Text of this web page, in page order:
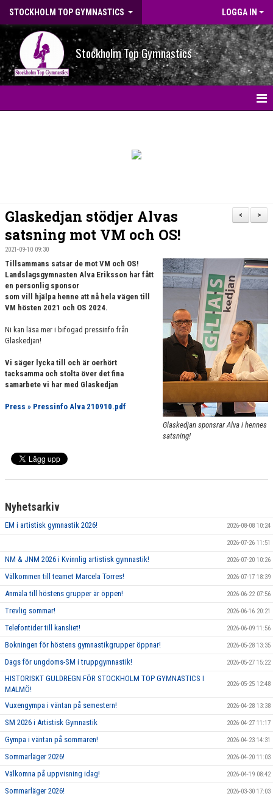
STOCKHOLM TOP GYMNASTICS LOGGA IN
Stockholm Top Gymnastics
OM FÖRENINGEN
VÄRDEGRUND
FÖRENINGSPRODUKTER
KONTAKT
MÄRKESTAGNING
>
<
Glaskedjan stödjer Alvas
satsning mot VM och OS!
2021-09-10 09:30
Glaskedjan sponsrar Alva i hennes
satsning!
Tillsammans satsar de mot VM och OS!
Landslagsgymnasten Alva Eriksson har fått
en personlig sponsor
som vill hjälpa henne att nå hela vägen till
VM hösten 2021 och OS 2024.
Ni kan läsa mer i bifogad pressinfo från
Glaskedjan!
Vi säger lycka till och är oerhört
tacksamma och stolta över det fina
samarbete vi har med Glaskedjan
Press » Pressinfo Alva 210910.pdf
Nyhetsarkiv
EM i artistisk gymnastik 2026! 2026-08-08 10:24
2026-07-26 11:51
NM & JNM 2026 i Kvinnlig artistisk gymnastik! 2026-07-20 10:26
Välkommen till teamet Marcela Torres! 2026-07-17 18:39
Anmäla till höstens grupper är öppen! 2026-06-22 07:56
Trevlig sommar! 2026-06-16 20:21
Telefontider till kansliet! 2026-06-09 11:56
Bokningen för höstens gymnastikgrupper öppnar! 2026-05-28 13:35
Dags för ungdoms-SM i truppgymnastik! 2026-05-27 15:22
HISTORISKT GULDREGN FÖR STOCKHOLM TOP GYMNASTICS I
MALMÖ!
2026-05-25 12:48
Vuxengympa i väntan på semestern! 2026-04-28 13:38
SM 2026 i Artistisk Gymnastik 2026-04-27 11:17
Gympa i väntan på sommaren! 2026-04-23 14:31
Sommarläger 2026! 2026-04-20 11:03
Välkomna på uppvisning idag! 2026-04-19 08:42
Sommarläger 2026! 2026-03-30 17:03